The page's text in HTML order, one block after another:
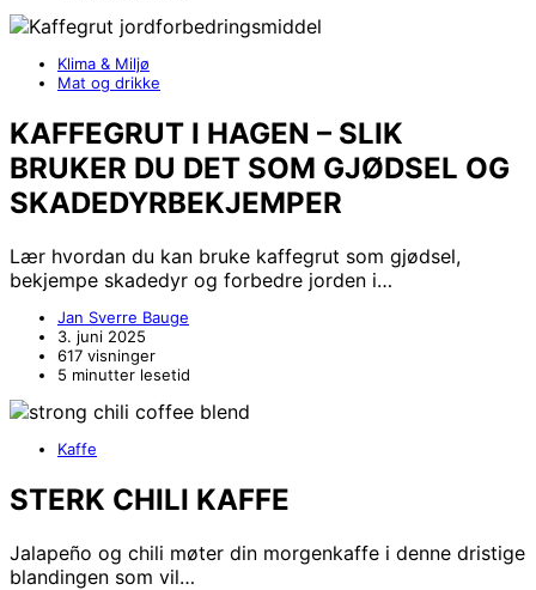
Klima & Miljø
Mat og drikke
KAFFEGRUT I HAGEN – SLIK
BRUKER DU DET SOM GJØDSEL OG
SKADEDYRBEKJEMPER
Lær hvordan du kan bruke kaffegrut som gjødsel,
bekjempe skadedyr og forbedre jorden i…
Jan Sverre Bauge
3. juni 2025
617 visninger
5 minutter lesetid
Kaffe
STERK CHILI KAFFE
Jalapeño og chili møter din morgenkaffe i denne dristige
blandingen som vil…